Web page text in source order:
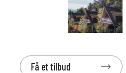
Få et tilbud 